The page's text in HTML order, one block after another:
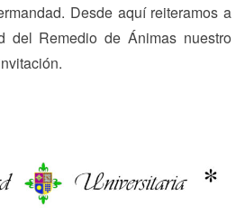
Desde aquí reiteramos a
del Remedio de Ánimas nuestro